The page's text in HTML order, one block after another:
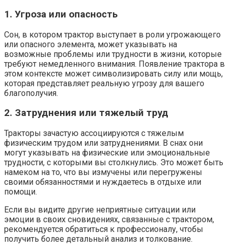
1. Угроза или опасность
Сон, в котором трактор выступает в роли угрожающего
или опасного элемента, может указывать на
возможные проблемы или трудности в жизни, которые
требуют немедленного внимания. Появление трактора в
этом контексте может символизировать силу или мощь,
которая представляет реальную угрозу для вашего
благополучия.
2. Затруднения или тяжелый труд
Тракторы зачастую ассоциируются с тяжелым
физическим трудом или затруднениями. В снах они
могут указывать на физические или эмоциональные
трудности, с которыми вы столкнулись. Это может быть
намеком на то, что вы измучены или перегружены
своими обязанностями и нуждаетесь в отдыхе или
помощи.
Если вы видите другие неприятные ситуации или
эмоции в своих сновидениях, связанные с трактором,
рекомендуется обратиться к профессионалу, чтобы
получить более детальный анализ и толкование.